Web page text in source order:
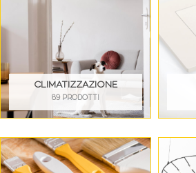
CLIMATIZZAZIONE
89 PRODOTTI